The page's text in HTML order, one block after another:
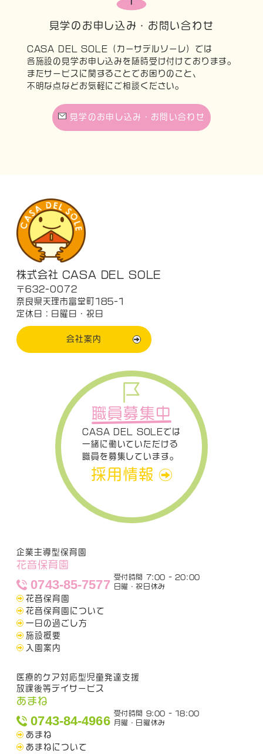
見学のお申し込み・お問い合わせ
CASA DEL SOLE（カーサデルソーレ）では
各施設の見学お申し込みを随時受け付けております。
またサービスに関することでお困りのこと、
不明な点などお気軽にご相談ください。
見学のお申し込み・お問い合わせ
株式会社 CASA DEL SOLE
〒632-0072
奈良県天理市富堂町185-1
定休日：日曜日・祝日
会社案内
職員募集中
CASA DEL SOLEでは
一緒に働いていただける
職員を募集しています。
採用情報
企業主導型保育園
花音保育園
0743-85-7577
受付時間 7:00 - 20:00
日曜・祝日休み
花音保育園
花音保育園について
一日の過ごし方
施設概要
入園案内
医療的ケア対応型児童発達支援
放課後等デイサービス
あまね
0743-84-4966
受付時間 9:00 - 18:00
月曜・日曜休み
あまね
あまねについて